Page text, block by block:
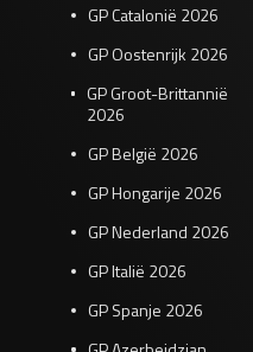
GP Catalonië 2026
GP Oostenrijk 2026
GP Groot-Brittannië
2026
GP België 2026
GP Hongarije 2026
GP Nederland 2026
GP Italië 2026
GP Spanje 2026